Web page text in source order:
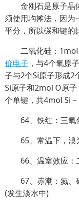
金刚石是原子晶
须使用均摊法，因为
平分，所以碳和键的
二氧化硅：1mol
价电子 ，与4个氧原
子与2个Si原子形成
Si原子和2mol O原
个单键，共4mol Si－
64、铁红：三氧
65、常温下，溴
66、温室效应：
67、赤潮：氮
(发生淡水中)